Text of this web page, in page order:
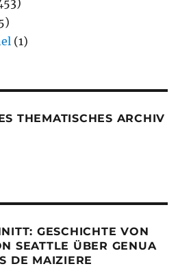
(1)
THEMATISCHES ARCHIV
GESCHICHTE VON
SEATTLE ÜBER GENUA
DE MAIZIERE